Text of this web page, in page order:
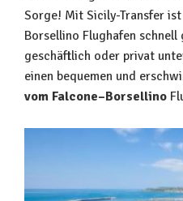
Sorge! Mit Sicily-Transfer
Borsellino Flughafen
geschäftlich oder privat
einen bequemen und
vom Falcone–Borsellino